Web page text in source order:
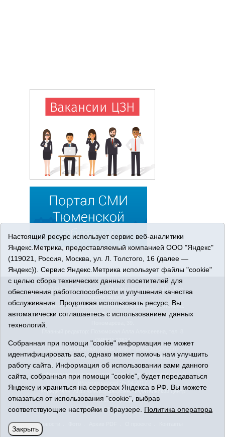
© 2026 Сетевое издание «Ишимская правда». 16+. Все
права защищены.
© При использовании материалов ссылка обязательна.
Адрес редакции: 627750 Тюменская область, г. Ишим, ул.
(34551) 23814
Адрес электронной почты:
IshimPravda-1@obl72.ru
Регистрационный номер СМИ Эл № ФС77-69445 выдано
Федеральной службой по надзору в сфере связи,
информационных технологий и массовых коммуникаций
Учредитель: АНО «Информационно-издательский центр
«Ишимская правда».
Политика оператора
Новости
Настоящий ресурс использует сервис веб-аналитики
Яндекс.Метрика, предоставляемый компанией ООО "Яндекс"
(119021, Россия, Москва, ул. Л. Толстого, 16 (далее —
Яндекс)). Сервис Яндекс.Метрика использует файлы "cookie"
с целью сбора технических данных посетителей для
обеспечения работоспособности и улучшения качества
обслуживания. Продолжая использовать ресурс, Вы
автоматически соглашаетесь с использованием данных
технологий.
Собранная при помощи "cookie" информация не может
идентифицировать вас, однако может помочь нам улучшить
работу сайта. Информация об использовании вами данного
сайта, собранная при помощи "cookie", будет передаваться
Яндексу и храниться на серверах Яндекса в РФ. Вы можете
отказаться от использования "cookie", выбрав
соответствующие настройки в браузере. Политика оператора
Закрыть